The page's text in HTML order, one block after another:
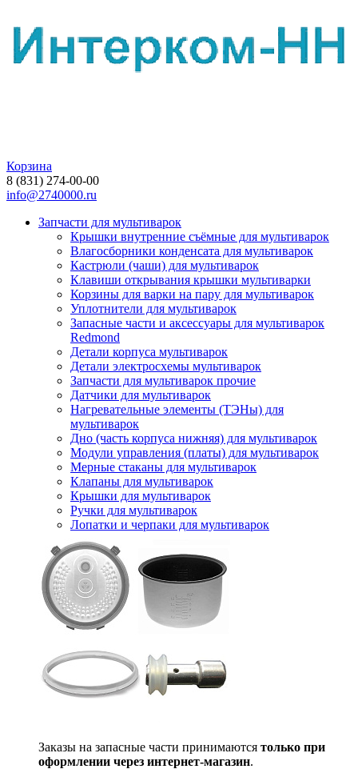
Корзина
8 (831) 274-00-00
info@2740000.ru
Запчасти для мультиварок
Крышки внутренние съёмные для мультиварок
Влагосборники конденсата для мультиварок
Кастрюли (чаши) для мультиварок
Клавиши открывания крышки мультиварки
Корзины для варки на пару для мультиварок
Уплотнители для мультиварок
Запасные части и аксессуары для мультиварок
Redmond
Детали корпуса мультиварок
Детали электросхемы мультиварок
Запчасти для мультиварок прочие
Датчики для мультиварок
Нагревательные элементы (ТЭНы) для
мультиварок
Дно (часть корпуса нижняя) для мультиварок
Модули управления (платы) для мультиварок
Мерные стаканы для мультиварок
Клапаны для мультиварок
Крышки для мультиварок
Ручки для мультиварок
Лопатки и черпаки для мультиварок
Заказы на запасные части принимаются только при
оформлении через интернет-магазин.